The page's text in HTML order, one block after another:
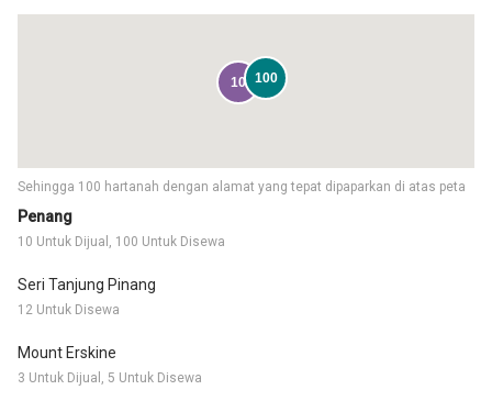
Penang
10 Untuk Dijual, 100 Untuk Disewa
Seri Tanjung Pinang
12 Untuk Disewa
Mount Erskine
3 Untuk Dijual, 5 Untuk Disewa
Sehingga 100 hartanah dengan alamat yang tepat dipaparkan di atas peta
10 100